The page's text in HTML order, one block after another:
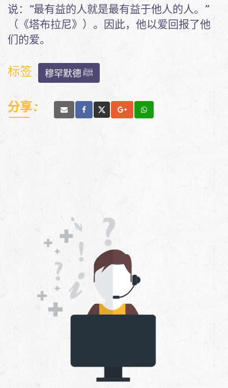
说：“最有益的人就是最有益于他人的人。”
（《塔布拉尼》）。因此，他以爱回报了他
们的爱。
标签 穆罕默德 ﷺ
分享 :